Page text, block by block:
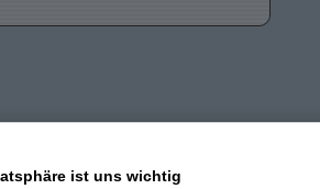
ist uns wichtig